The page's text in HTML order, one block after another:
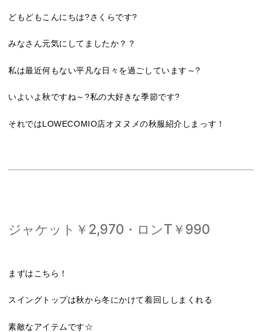
どもどもこんにちは?さくらです?
みなさん元気にしてましたか？？
私は最近何もない平凡な日々を過ごしています～?
いよいよ秋ですね～?私の大好きな季節です?
それではLOWECOMIO店オヌヌメの秋服紹介しまっす！
ジャケット￥2,970・ロンT￥990
まずはこちら！
スイングトップは秋から冬にかけて着回ししまくれる
素敵なアイテムです☆